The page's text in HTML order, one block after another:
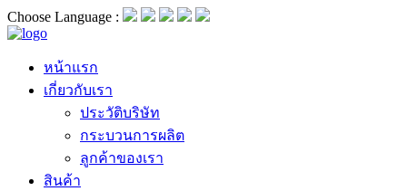
Choose Language :
หน้าแรก
เกี่ยวกับเรา
ประวัติบริษัท
กระบวนการผลิต
ลูกค้าของเรา
สินค้า